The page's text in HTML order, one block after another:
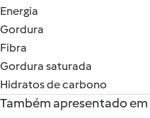
Energia
Gordura
Fibra
Gordura saturada
Hidratos de carbono
Também apresentado em